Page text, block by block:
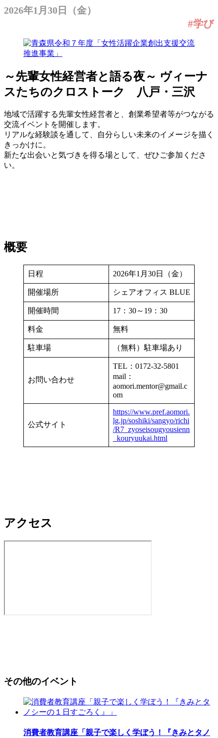
2026年1月30日（金）
#学び
～先輩女性経営者と語る夜～ ヴィーナ
スたちのクロストーク 八戸・三沢
地域で活躍する先輩女性経営者と、創業希望者等がつながる
交流イベントを開催します。
リアルな経験談を通して、自分らしい未来のイメージを描く
きっかけに。
新たな出会いと気づきを得る場として、ぜひご参加くださ
い。
概要
日程 2026年1月30日（金）
開催場所 シェアオフィス BLUE
開催時間 17：30～19：30
料金 無料
駐車場 （無料）駐車場あり
お問い合わせ
TEL：0172-32-5801
mail：
aomori.mentor@gmail.c
om
公式サイト
https://www.pref.aomori.
lg.jp/soshiki/sangyo/richi
/R7_zyoseisougyousienn
_kouryuukai.html
アクセス
その他のイベント
消費者教育講座「親子で楽しく学ぼう！『きみとタノ